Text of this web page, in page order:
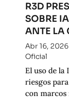
R3D
SOBRE
ANTE LA
Abr 16, 2026
Oficial
El uso de la
riesgos
con marcos